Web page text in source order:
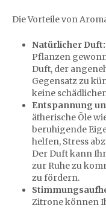
Die Vorteile von
Natürlicher Duft:
Pflanzen
Duft, der
Gegensatz zu
keine
Entspannung
ätherische Öle
beruhigende
helfen, Stress
Der Duft kann
zur Ruhe zu
zu fördern.
Zitrone können